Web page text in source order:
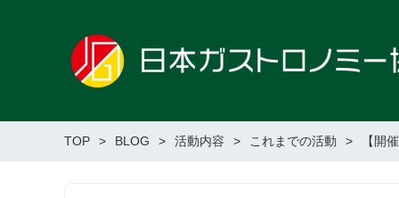
TOP BLOG 活動内容 これまでの活動 【開